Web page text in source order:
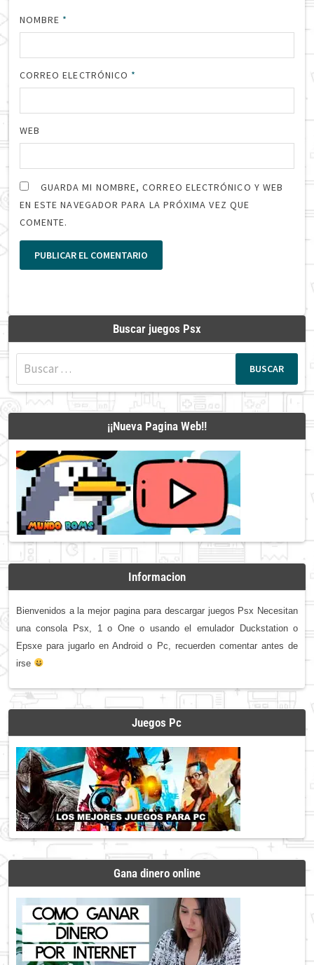
NOMBRE *
CORREO ELECTRÓNICO *
WEB
GUARDA MI NOMBRE, CORREO ELECTRÓNICO Y WEB
EN ESTE NAVEGADOR PARA LA PRÓXIMA VEZ QUE
COMENTE.
Buscar juegos Psx
Buscar:
¡¡Nueva Pagina Web!!
Informacion
Bienvenidos a la mejor pagina para descargar juegos Psx Necesitan
una consola Psx, 1 o One o usando el emulador Duckstation o
Epsxe para jugarlo en Android o Pc, recuerden comentar antes de
irse
Juegos Pc
Gana dinero online